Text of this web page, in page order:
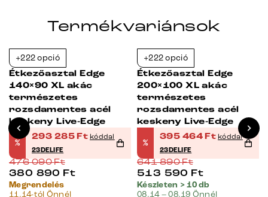
Termékvariánsok
+222 opció
Étkezőasztal Edge
140×90 XL akác
természetes
rozsdamentes acél
keskeny Live-Edge
%
293 285Ft kóddal
23DELIFE
476 090Ft
380 890 Ft
Megrendelés
11.14-tól Önnél
+222 opció
Étkezőasztal Edge
200×100 XL akác
természetes
rozsdamentes acél
keskeny Live-Edge
%
395 464Ft kóddal
23DELIFE
641 890Ft
513 590 Ft
Készleten > 10 db
08.14 – 08.19 Önnél